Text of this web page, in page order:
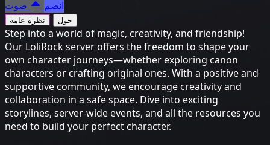
انضم صوت
نظرة عامة حول
Step into a world of magic, creativity, and friendship!
Our LoliRock server offers the freedom to shape your
own character journeys—whether exploring canon
characters or crafting original ones. With a positive and
supportive community, we encourage creativity and
collaboration in a safe space. Dive into exciting
storylines, server-wide events, and all the resources you
need to build your perfect character.